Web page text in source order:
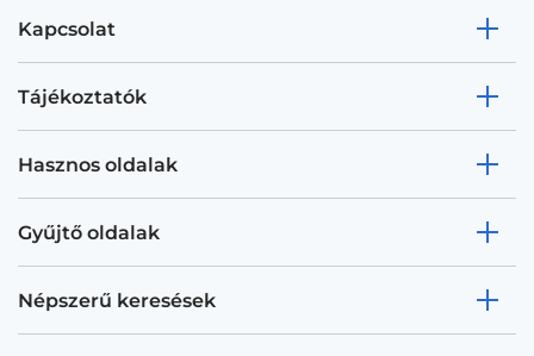
Kapcsolat
Tájékoztatók
Hasznos oldalak
Gyűjtő oldalak
Népszerű keresések